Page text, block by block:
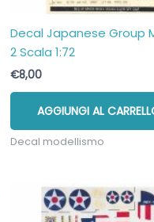
Decal Japanese Group
2 Scala 1:72
€8,00
AGGIUNGI AL
Decal modellismo